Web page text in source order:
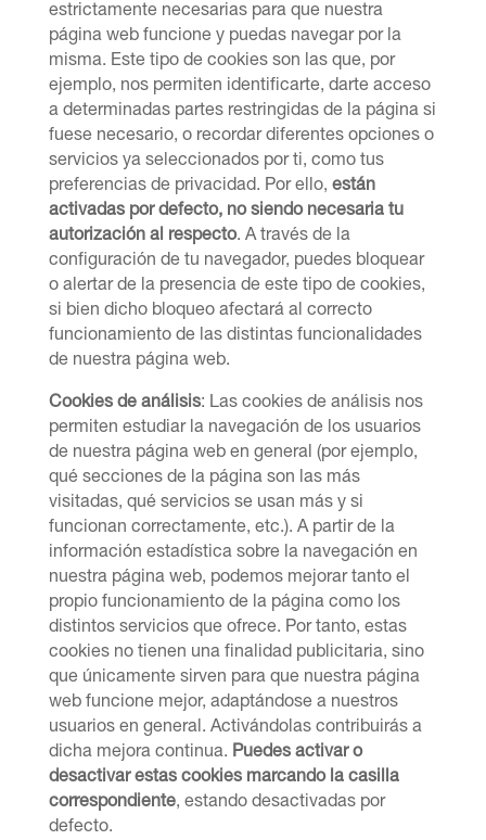
estrictamente necesarias para que nuestra
página web funcione y puedas navegar por la
misma. Este tipo de cookies son las que, por
ejemplo, nos permiten identificarte, darte acceso
a determinadas partes restringidas de la página si
fuese necesario, o recordar diferentes opciones o
servicios ya seleccionados por ti, como tus
preferencias de privacidad. Por ello, están
activadas por defecto, no siendo necesaria tu
autorización al respecto. A través de la
configuración de tu navegador, puedes bloquear
o alertar de la presencia de este tipo de cookies,
si bien dicho bloqueo afectará al correcto
funcionamiento de las distintas funcionalidades
de nuestra página web.
Cookies de análisis: Las cookies de análisis nos
permiten estudiar la navegación de los usuarios
de nuestra página web en general (por ejemplo,
qué secciones de la página son las más
visitadas, qué servicios se usan más y si
funcionan correctamente, etc.). A partir de la
información estadística sobre la navegación en
nuestra página web, podemos mejorar tanto el
propio funcionamiento de la página como los
distintos servicios que ofrece. Por tanto, estas
cookies no tienen una finalidad publicitaria, sino
que únicamente sirven para que nuestra página
web funcione mejor, adaptándose a nuestros
usuarios en general. Activándolas contribuirás a
dicha mejora continua. Puedes activar o
desactivar estas cookies marcando la casilla
correspondiente, estando desactivadas por
defecto.